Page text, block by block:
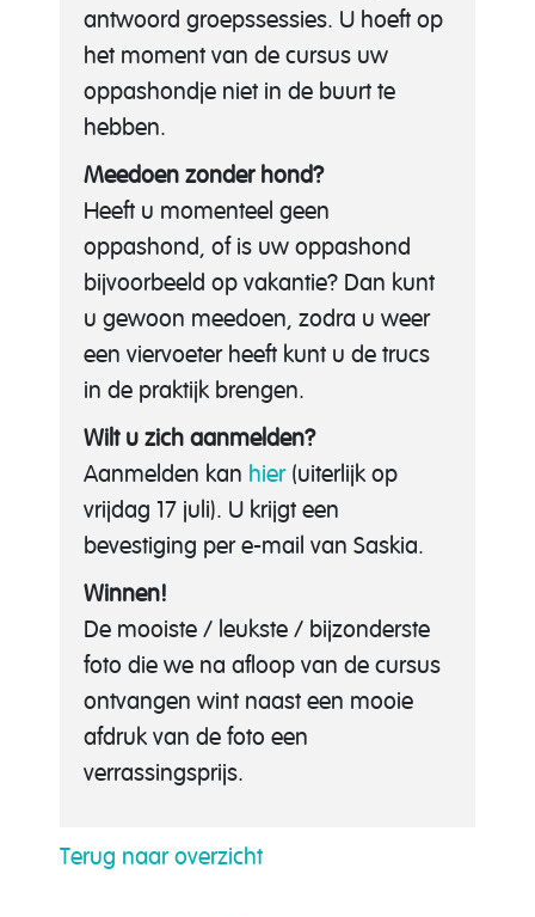
antwoord groepssessies. U hoeft op
het moment van de cursus uw
oppashondje niet in de buurt te
hebben.
Meedoen zonder hond?
Heeft u momenteel geen
oppashond, of is uw oppashond
bijvoorbeeld op vakantie? Dan kunt
u gewoon meedoen, zodra u weer
een viervoeter heeft kunt u de trucs
in de praktijk brengen.
Wilt u zich aanmelden?
Aanmelden kan hier(uiterlijk op
vrijdag 17 juli). U krijgt een
bevestiging per e-mail van Saskia.
Winnen!
De mooiste / leukste / bijzonderste
foto die we na afloop van de cursus
ontvangen wint naast een mooie
afdruk van de foto een
verrassingsprijs.
Terug naar overzicht